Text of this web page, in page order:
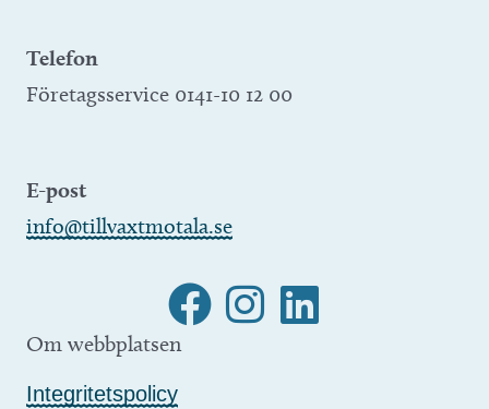
Telefon
Företagsservice 0141-10 12 00
E-post
info@tillvaxtmotala.se
Om webbplatsen
Integritetspolicy